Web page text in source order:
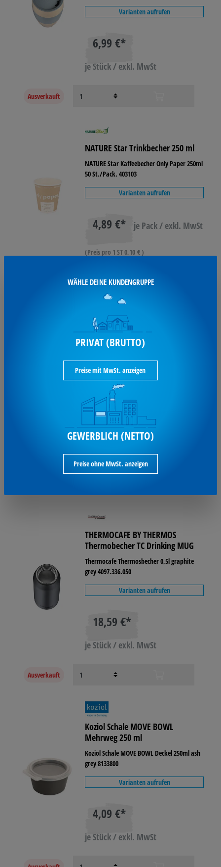
Varianten aufrufen
6,99 €*
je Stück / exkl. MwSt
Ausverkauft
NATURE Star Trinkbecher 250 ml
NATURE Star Kaffeebecher Only Paper 250ml
50 St./Pack. 403103
Varianten aufrufen
4,89 €* je Pack / exkl. MwSt
(Preis pro 1 ST 0,10 € )
SCHOTT ZWIESEL Weißweinglas
Congresso
Schott zwiesel Weißweinglas Congresso
317ml 6St 112946
26,99 €*
je Pack / exkl. MwSt
(Preis pro 1 ST 4,50 € )
THERMOCAFE BY THERMOS
Thermobecher TC Drinking MUG
Thermocafe Thermosbecher 0,5l graphite
grey 4097.336.050
Varianten aufrufen
18,59 €*
je Stück / exkl. MwSt
Ausverkauft
Koziol Schale MOVE BOWL
Mehrweg 250 ml
Koziol Schale MOVE BOWL Deckel 250ml ash
grey 8133800
Varianten aufrufen
4,09 €*
je Stück / exkl. MwSt
WÄHLE DEINE KUNDENGRUPPE
PRIVAT (BRUTTO)
Preise mit MwSt. anzeigen
GEWERBLICH (NETTO)
Preise ohne MwSt. anzeigen